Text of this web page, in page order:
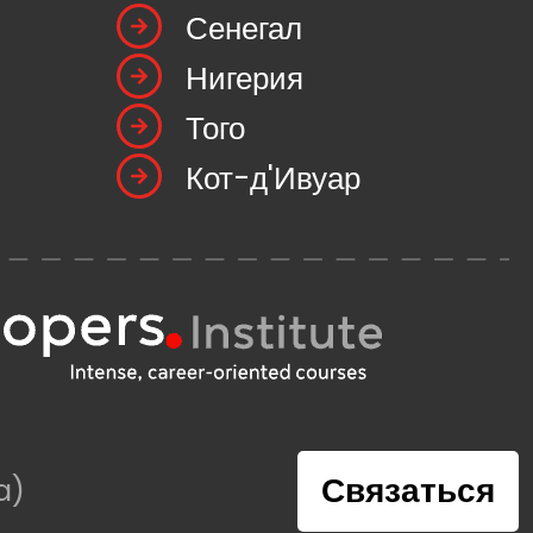
Сенегал
Нигерия
Того
Кот-д'Ивуар
Связаться